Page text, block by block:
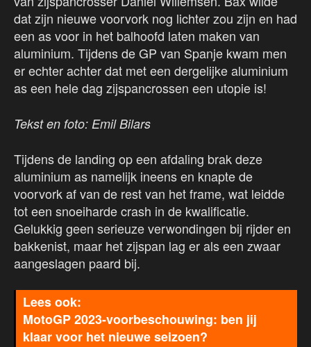
dat zijn nieuwe voorvork nog lichter zou zijn en had
een as voor in het balhoofd laten maken van
aluminium. Tijdens de GP van Spanje kwam men
er echter achter dat met een dergelijke aluminium
as een hele dag zijspancrossen een utopie is!
Tekst en foto: Emil Bilars
Tijdens de landing op een afdaling brak deze
aluminium as namelijk ineens en knapte de
voorvork af van de rest van het frame, wat leidde
tot een snoeiharde crash in de kwalificatie.
Gelukkig geen serieuze verwondingen bij rijder en
bakkenist, maar het zijspan lag er als een zwaar
aangeslagen paard bij.
MotoGP 2023-voorbeschouwing: ben jij
klaar voor het nieuwe seizoen?